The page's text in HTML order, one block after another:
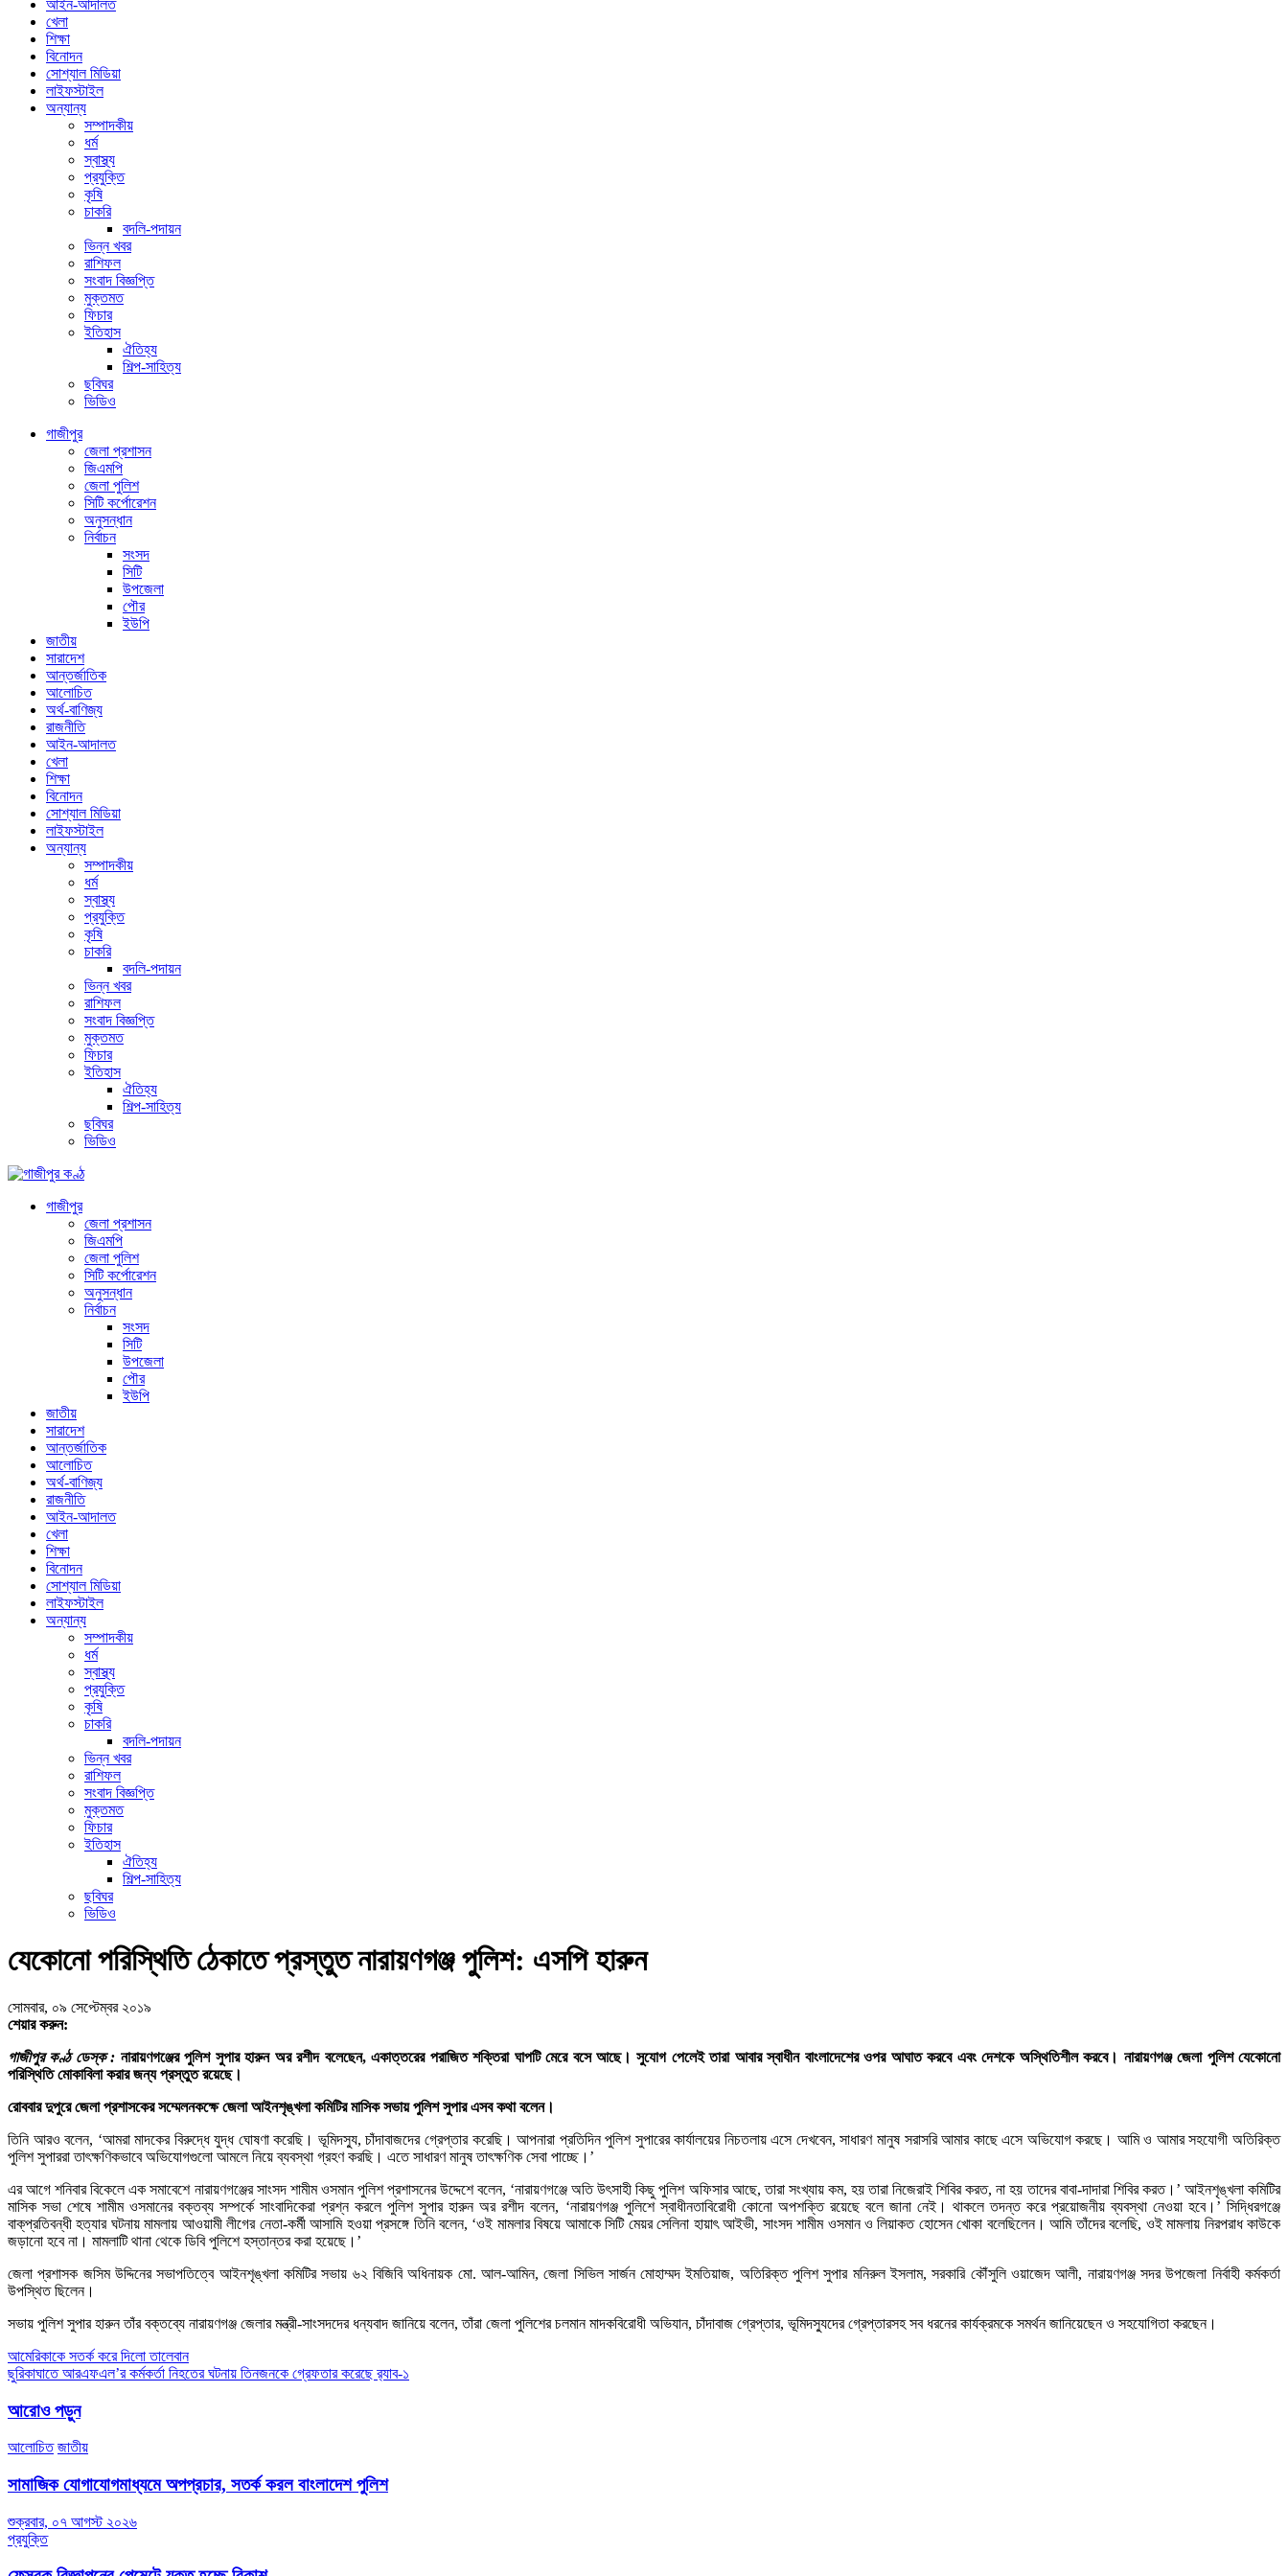
আইন-আদালত
খেলা
শিক্ষা
বিনোদন
সোশ্যাল মিডিয়া
লাইফস্টাইল
অন্যান্য
সম্পাদকীয়
ধর্ম
স্বাস্থ্য
প্রযুক্তি
কৃষি
চাকরি
বদলি-পদায়ন
ভিন্ন খবর
রাশিফল
সংবাদ বিজ্ঞপ্তি
মুক্তমত
ফিচার
ইতিহাস
ঐতিহ্য
শিল্প-সাহিত্য
ছবিঘর
ভিডিও
গাজীপুর
জেলা প্রশাসন
জিএমপি
জেলা পুলিশ
সিটি কর্পোরেশন
অনুসন্ধান
নির্বাচন
সংসদ
সিটি
উপজেলা
পৌর
ইউপি
জাতীয়
সারাদেশ
আন্তর্জাতিক
আলোচিত
অর্থ-বাণিজ্য
রাজনীতি
আইন-আদালত
খেলা
শিক্ষা
বিনোদন
সোশ্যাল মিডিয়া
লাইফস্টাইল
অন্যান্য
সম্পাদকীয়
ধর্ম
স্বাস্থ্য
প্রযুক্তি
কৃষি
চাকরি
বদলি-পদায়ন
ভিন্ন খবর
রাশিফল
সংবাদ বিজ্ঞপ্তি
মুক্তমত
ফিচার
ইতিহাস
ঐতিহ্য
শিল্প-সাহিত্য
ছবিঘর
ভিডিও
গাজীপুর
জেলা প্রশাসন
জিএমপি
জেলা পুলিশ
সিটি কর্পোরেশন
অনুসন্ধান
নির্বাচন
সংসদ
সিটি
উপজেলা
পৌর
ইউপি
জাতীয়
সারাদেশ
আন্তর্জাতিক
আলোচিত
অর্থ-বাণিজ্য
রাজনীতি
আইন-আদালত
খেলা
শিক্ষা
বিনোদন
সোশ্যাল মিডিয়া
লাইফস্টাইল
অন্যান্য
সম্পাদকীয়
ধর্ম
স্বাস্থ্য
প্রযুক্তি
কৃষি
চাকরি
বদলি-পদায়ন
ভিন্ন খবর
রাশিফল
সংবাদ বিজ্ঞপ্তি
মুক্তমত
ফিচার
ইতিহাস
ঐতিহ্য
শিল্প-সাহিত্য
ছবিঘর
ভিডিও
যেকোনো পরিস্থিতি ঠেকাতে প্রস্তুত নারায়ণগঞ্জ পুলিশ: এসপি হারুন
সোমবার, ০৯ সেপ্টেম্বর ২০১৯
শেয়ার করুন:
গাজীপুর কণ্ঠ ডেস্ক : নারায়ণগঞ্জের পুলিশ সুপার হারুন অর রশীদ বলেছেন, একাত্তরের পরাজিত শক্তিরা ঘাপটি মেরে বসে আছে। সুযোগ পেলেই তারা আবার স্বাধীন বাংলাদেশের ওপর আঘাত করবে এবং দেশকে অস্থিতিশীল করবে। নারায়ণগঞ্জ জেলা পুলিশ যেকোনো
পরিস্থিতি মোকাবিলা করার জন্য প্রস্তুত রয়েছে।
রোববার দুপুরে জেলা প্রশাসকের সম্মেলনকক্ষে জেলা আইনশৃঙ্খলা কমিটির মাসিক সভায় পুলিশ সুপার এসব কথা বলেন।
তিনি আরও বলেন, ‘আমরা মাদকের বিরুদ্ধে যুদ্ধ ঘোষণা করেছি। ভূমিদস্যু, চাঁদাবাজদের গ্রেপ্তার করেছি। আপনারা প্রতিদিন পুলিশ সুপারের কার্যালয়ের নিচতলায় এসে দেখবেন, সাধারণ মানুষ সরাসরি আমার কাছে এসে অভিযোগ করছে। আমি ও আমার সহযোগী অতিরিক্ত
পুলিশ সুপাররা তাৎক্ষণিকভাবে অভিযোগগুলো আমলে নিয়ে ব্যবস্থা গ্রহণ করছি। এতে সাধারণ মানুষ তাৎক্ষণিক সেবা পাচ্ছে।’
এর আগে শনিবার বিকেলে এক সমাবেশে নারায়ণগঞ্জের সাংসদ শামীম ওসমান পুলিশ প্রশাসনের উদ্দেশে বলেন, ‘নারায়ণগঞ্জে অতি উৎসাহী কিছু পুলিশ অফিসার আছে, তারা সংখ্যায় কম, হয় তারা নিজেরাই শিবির করত, না হয় তাদের বাবা-দাদারা শিবির করত।’ আইনশৃঙ্খলা কমিটির
মাসিক সভা শেষে শামীম ওসমানের বক্তব্য সম্পর্কে সাংবাদিকেরা প্রশ্ন করলে পুলিশ সুপার হারুন অর রশীদ বলেন, ‘নারায়ণগঞ্জ পুলিশে স্বাধীনতাবিরোধী কোনো অপশক্তি রয়েছে বলে জানা নেই। থাকলে তদন্ত করে প্রয়োজনীয় ব্যবস্থা নেওয়া হবে।’ সিদ্ধিরগঞ্জে
বাক্‌প্রতিবন্ধী হত্যার ঘটনায় মামলায় আওয়ামী লীগের নেতা-কর্মী আসামি হওয়া প্রসঙ্গে তিনি বলেন, ‘ওই মামলার বিষয়ে আমাকে সিটি মেয়র সেলিনা হায়াৎ আইভী, সাংসদ শামীম ওসমান ও লিয়াকত হোসেন খোকা বলেছিলেন। আমি তাঁদের বলেছি, ওই মামলায় নিরপরাধ কাউকে
জড়ানো হবে না। মামলাটি থানা থেকে ডিবি পুলিশে হস্তান্তর করা হয়েছে।’
জেলা প্রশাসক জসিম উদ্দিনের সভাপতিত্বে আইনশৃঙ্খলা কমিটির সভায় ৬২ বিজিবি অধিনায়ক মো. আল-আমিন, জেলা সিভিল সার্জন মোহাম্মদ ইমতিয়াজ, অতিরিক্ত পুলিশ সুপার মনিরুল ইসলাম, সরকারি কৌঁসুলি ওয়াজেদ আলী, নারায়ণগঞ্জ সদর উপজেলা নির্বাহী কর্মকর্তা
উপস্থিত ছিলেন।
সভায় পুলিশ সুপার হারুন তাঁর বক্তব্যে নারায়ণগঞ্জ জেলার মন্ত্রী-সাংসদদের ধন্যবাদ জানিয়ে বলেন, তাঁরা জেলা পুলিশের চলমান মাদকবিরোধী অভিযান, চাঁদাবাজ গ্রেপ্তার, ভূমিদস্যুদের গ্রেপ্তারসহ সব ধরনের কার্যক্রমকে সমর্থন জানিয়েছেন ও সহযোগিতা করছেন।
Post
navigation
আমেরিকাকে সতর্ক করে দিলো তালেবান
ছুরিকাঘাতে আরএফএল’র কর্মকর্তা নিহতের ঘটনায় তিনজনকে গ্রেফতার করেছে র‌্যাব-১
আরোও পড়ুন
আলোচিত জাতীয়
সামাজিক যোগাযোগমাধ্যমে অপপ্রচার, সতর্ক করল বাংলাদেশ পুলিশ
শুক্রবার, ০৭ আগস্ট ২০২৬
প্রযুক্তি